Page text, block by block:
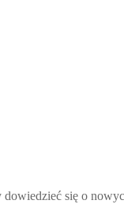
się o